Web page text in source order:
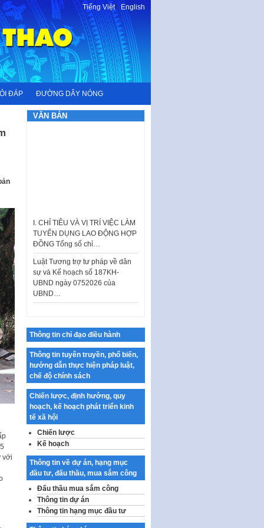
Tiếng Việt-English
ĐÁP ĐƯỜNG DÂY NÓNG
với
VĂN BẢN
ĐỒNG Tổng số chỉ…
Luật Tương trợ tư pháp về dân
sự và Kế hoạch số 187KH-
UBND ngày 0752026 của
UBND…
Ban hành Danh mục vị trí khai
thác quảng cáo trên địa bàn
Kế hoạch Tổ chức Cuộc thi
chính luận về bảo vệ nền tảng tư
tưởng của Đảng…
Công bố công khai dự toán kinh
phí xây dựng pháp luật, hoàn
thiện thể chế, chính…
Quy định về nghiên cứu, ứng
dụng khoa học, công nghệ, đổi
mới sáng tạo và chuyển…
Quy định chi tiết và hướng dẫn
thi hành một số điều của Luật Lý
lịch tư…
Sửa đổi, bổ sung một số nội
dung tại Nghị quyết số 30/NQ-
CP ngày 24 tháng 02…
Thông tin chỉ đạo điều hành
Thông tin tuyên truyền, phổ biến,
hướng dẫn thực hiện pháp luật,
chế độ chính sách
Chiến lược, định hướng, quy
hoạch, kế hoạch phát triển kinh
tế xã hội
Chiến lược
Kế hoạch
Thông tin về dự án, hạng mục
đầu tư, đấu thầu, mua sắm công
Đấu thầu mua sắm công
Thông tin dự án
Thông tin hạng mục đầu tư